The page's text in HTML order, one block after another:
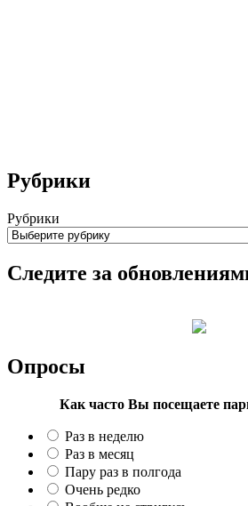
Рубрики
Рубрики
Следите за
Опросы
Как часто Вы посещаете
Раз в неделю
Раз в месяц
Пару раз в полгода
Очень редко